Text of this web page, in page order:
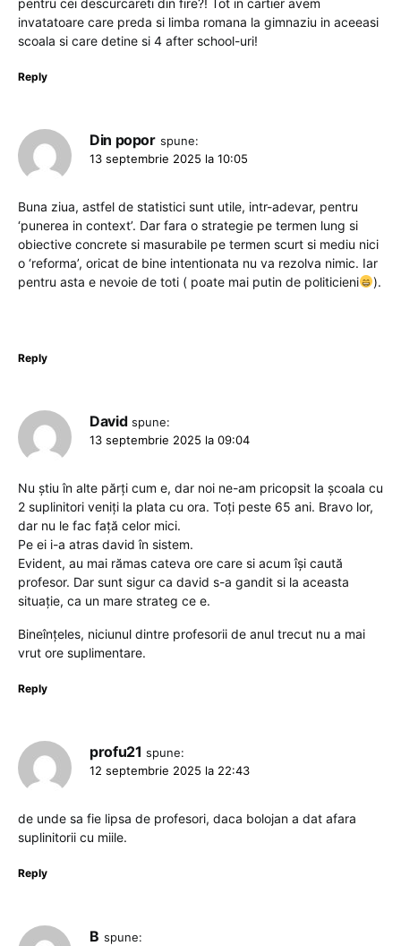
invatatoare care preda si limba romana la gimnaziu in aceeasi
scoala si care detine si 4 after school-uri!
Reply
Din popor spune:
13 septembrie 2025 la 10:05
Buna ziua, astfel de statistici sunt utile, intr-adevar, pentru
‘punerea in context’. Dar fara o strategie pe termen lung si
obiective concrete si masurabile pe termen scurt si mediu nici
o ‘reforma’, oricat de bine intentionata nu va rezolva nimic. Iar
pentru asta e nevoie de toti ( poate mai putin de politicieni
).
Reply
David spune:
13 septembrie 2025 la 09:04
Nu știu în alte părți cum e, dar noi ne-am pricopsit la școala cu
2 suplinitori veniți la plata cu ora. Toți peste 65 ani. Bravo lor,
dar nu le fac față celor mici.
Pe ei i-a atras david în sistem.
Evident, au mai rămas cateva ore care si acum își caută
profesor. Dar sunt sigur ca david s-a gandit si la aceasta
situație, ca un mare strateg ce e.
Bineînțeles, niciunul dintre profesorii de anul trecut nu a mai
vrut ore suplimentare.
Reply
profu21 spune:
12 septembrie 2025 la 22:43
de unde sa fie lipsa de profesori, daca bolojan a dat afara
suplinitorii cu miile.
Reply
B spune: